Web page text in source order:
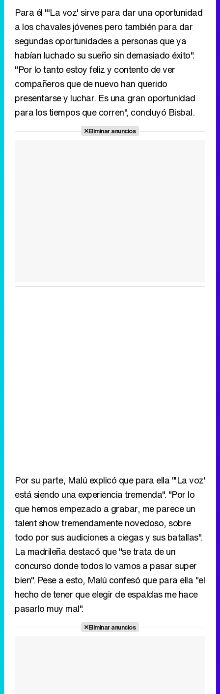
Para él "'La voz' sirve para dar una oportunidad
a los chavales jóvenes pero también para dar
segundas oportunidades a personas que ya
habían luchado su sueño sin demasiado éxito".
"Por lo tanto estoy feliz y contento de ver
compañeros que de nuevo han querido
presentarse y luchar. Es una gran oportunidad
para los tiempos que corren", concluyó Bisbal.
Eliminar anuncios
Por su parte, Malú explicó que para ella "'La voz'
está siendo una experiencia tremenda". "Por lo
que hemos empezado a grabar, me parece un
talent show tremendamente novedoso, sobre
todo por sus audiciones a ciegas y sus batallas".
La madrileña destacó que "se trata de un
concurso donde todos lo vamos a pasar super
bien". Pese a esto, Malú confesó que para ella "el
hecho de tener que elegir de espaldas me hace
pasarlo muy mal".
Eliminar anuncios